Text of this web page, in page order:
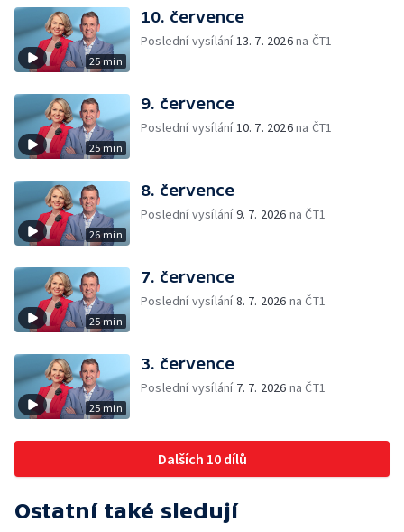
25 min
10. července
Poslední vysílání13. 7. 2026na ČT1
25 min
9. července
Poslední vysílání10. 7. 2026na ČT1
26 min
8. července
Poslední vysílání9. 7. 2026 na ČT1
25 min
7. července
Poslední vysílání8. 7. 2026 na ČT1
25 min
3. července
Poslední vysílání 7. 7. 2026 na ČT1
Dalších 10 dílů
Ostatní také sledují